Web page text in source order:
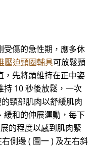
受傷的急性期，應多休
壓迫頸圈輔具可放鬆頸
，先將頭維持在正中姿
10 秒後放鬆，一次
頸部肌肉以舒緩肌肉
緩和的伸展運動，每下
的程度以感到肌肉緊
側邊 ( 圖一 ) 及左右斜